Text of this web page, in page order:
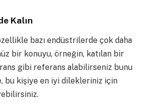
Kalın
bazı endüstrilerde çok daha
bir konuyu, örneğin, katılan bir
gibi referans alabilirseniz bunu
bu kişiye en iyi dilekleriniz için